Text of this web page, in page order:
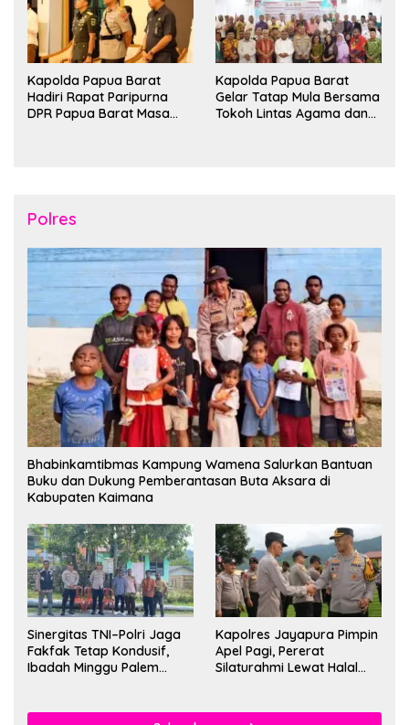
Kapolda Papua Barat
Hadiri Rapat Paripurna
DPR Papua Barat Masa
Kapolda Papua Barat
Gelar Tatap Mula Bersama
Tokoh Lintas Agama dan
Polres
Bhabinkamtibmas Kampung Wamena Salurkan Bantuan
Buku dan Dukung Pemberantasan Buta Aksara di
Kabupaten Kaimana
Sinergitas TNI–Polri Jaga
Fakfak Tetap Kondusif,
Ibadah Minggu Palem
Kapolres Jayapura Pimpin
Apel Pagi, Pererat
Silaturahmi Lewat Halal